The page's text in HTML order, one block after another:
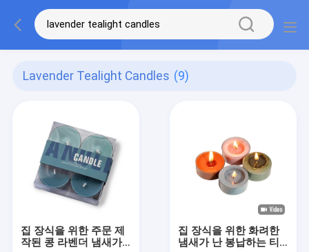
Lavender Tealight Candles (9)
집 장식을 위한 주문 제
작된 콩 라벤더 냄새가
집 장식을 위한 화려한
냄새가 난 봉납하는 티